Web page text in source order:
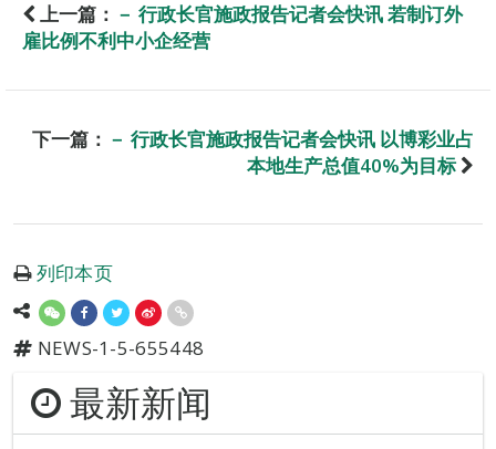
上一篇： － 行政长官施政报告记者会快讯 若制订外
雇比例不利中小企经营
下一篇： － 行政长官施政报告记者会快讯 以博彩业占
本地生产总值40%为目标
列印本页
NEWS-1-5-655448
最新新闻